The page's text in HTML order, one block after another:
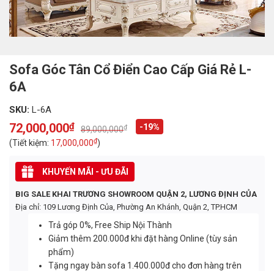
Sofa Góc Tân Cổ Điển Cao Cấp Giá Rẻ L-
6A
SKU: L-6A
89,000,000₫
Original
price
was:
89,000,000₫.
72,000,000₫
Current
price
is:
72,000,000₫.
-19%
(Tiết kiệm: 17,000,000₫)
KHUYẾN MÃI - ƯU ĐÃI
BIG SALE KHAI TRƯƠNG SHOWROOM QUẬN 2, LƯƠNG ĐỊNH CỦA
Địa chỉ: 109 Lương Định Của, Phường An Khánh, Quận 2, TP.HCM
Trả góp 0%, Free Ship Nội Thành
Giảm thêm 200.000đ khi đặt hàng Online (tùy sản
phẩm)
Tặng ngay bàn sofa 1.400.000đ cho đơn hàng trên